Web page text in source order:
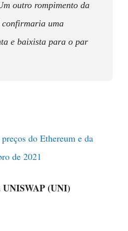
outro rompimento da
confirmaria uma
e baixista para o par
do Ethereum e da
de 2021
(UNI)